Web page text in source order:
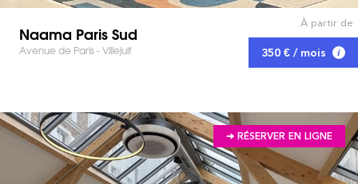
Naama Paris Sud
Avenue de Paris - Villejuif
À partir de
350 € / mois
➔ RÉSERVER EN LIGNE